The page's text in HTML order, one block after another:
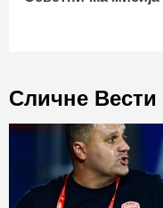
Сличне Вести